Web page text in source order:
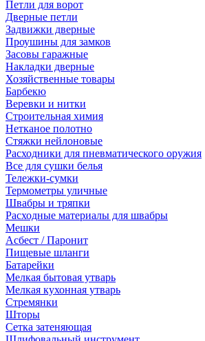
Петли для ворот
Дверные петли
Задвижки дверные
Проушины для замков
Засовы гаражные
Накладки дверные
Хозяйственные товары
Барбекю
Веревки и нитки
Строительная химия
Нетканое полотно
Стяжки нейлоновые
Расходники для пневматического оружия
Все для сушки белья
Тележки-сумки
Термометры уличные
Швабры и тряпки
Расходные материалы для швабры
Мешки
Асбест / Паронит
Пищевые шланги
Батарейки
Мелкая бытовая утварь
Мелкая кухонная утварь
Стремянки
Шторы
Сетка затеняющая